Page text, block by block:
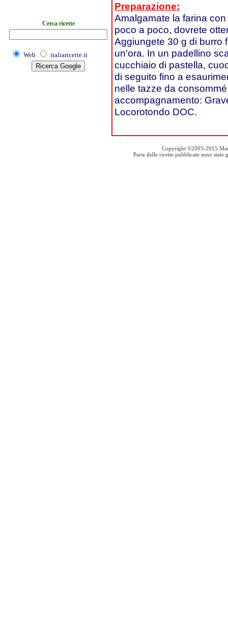
Cerca ricette
Web italiaricette.it
Preparazione:
Amalgamate la farina
poco a poco, dovrete
Aggiungete 30 g di burro
un'ora. In un padellino
cucchiaio di pastella,
di seguito fino a
nelle tazze da
accompagnamento:
Locorotondo DOC.
Copyright ©2005-2015
Parte delle ricette pubblicate sono state